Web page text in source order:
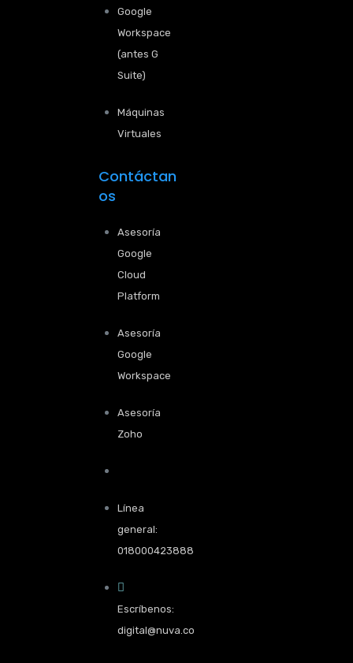
Google
Workspace
(antes G
Suite)
Máquinas
Virtuales
Contáctan
os
Asesoría
Google
Cloud
Platform
Asesoría
Google
Workspace
Asesoría
Zoho
Línea
general:
018000423888
Escríbenos:
digital@nuva.co